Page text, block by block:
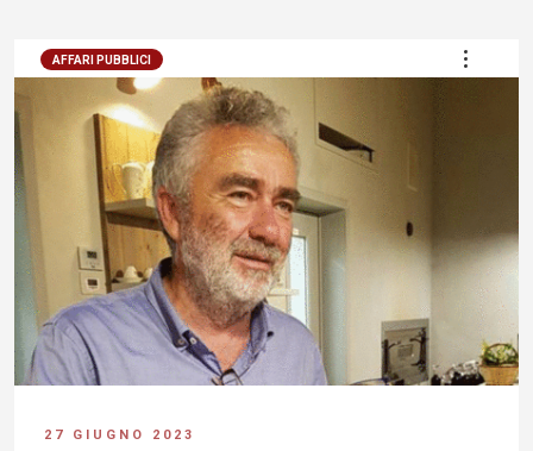
AFFARI PUBBLICI
27 GIUGNO 2023